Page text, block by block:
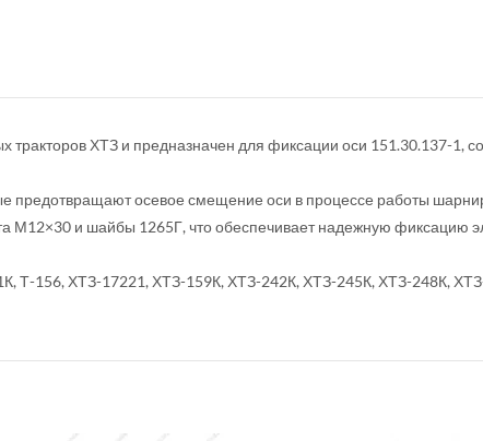
тракторов ХТЗ и предназначен для фиксации оси 151.30.137-
предотвращают осевое смещение оси в процессе работы
М12×30 и шайбы 1265Г, что обеспечивает надежную фиксацию
Т-156, ХТЗ-17221, ХТЗ-159К, ХТЗ-242К, ХТЗ-245К, ХТЗ-248К,